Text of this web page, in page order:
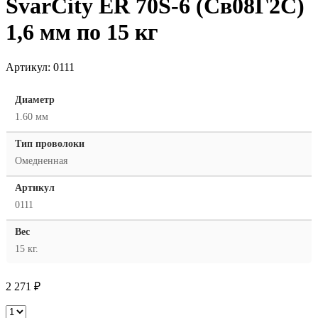
SvarCity ER 70S-6 (Св08Г2С)
1,6 мм по 15 кг
Артикул: 0111
Диаметр
1.60 мм
Тип проволоки
Омедненная
Артикул
0111
Вес
15 кг.
2 271 ₽
SvarCity